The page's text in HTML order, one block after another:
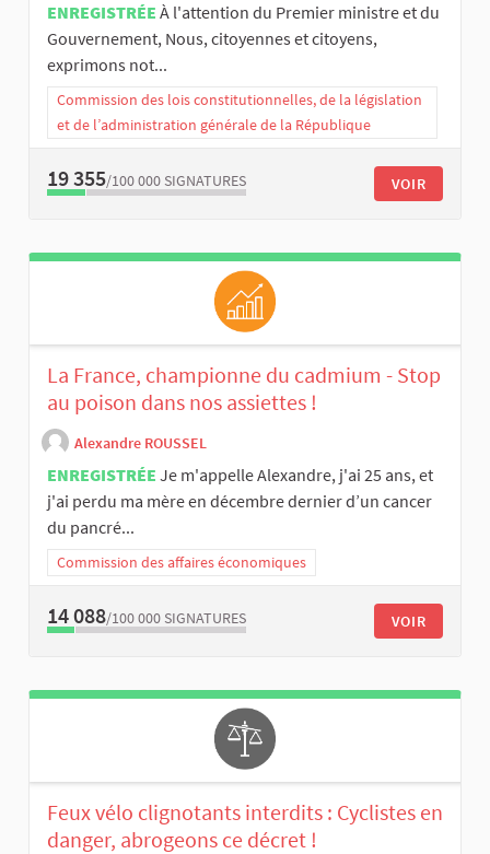
ENREGISTRÉE À l'attention du Premier ministre et du
Gouvernement, Nous, citoyennes et citoyens,
exprimons not...
Commission des lois constitutionnelles, de la législation
et de l’administration générale de la République
19 355/100 000 SIGNATURES VOIR
La France, championne du cadmium - Stop
au poison dans nos assiettes !
Alexandre ROUSSEL
ENREGISTRÉE Je m'appelle Alexandre, j'ai 25 ans, et
j'ai perdu ma mère en décembre dernier d’un cancer
du pancré...
Commission des affaires économiques
14 088/100 000 SIGNATURES VOIR
Feux vélo clignotants interdits : Cyclistes en
danger, abrogeons ce décret !